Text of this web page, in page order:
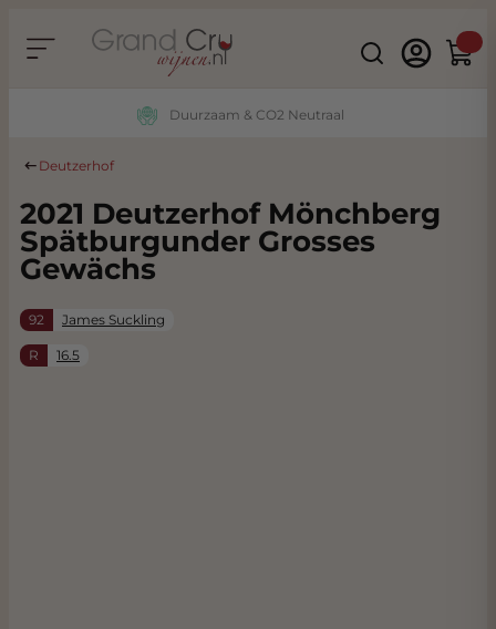
Search
Duurzaam & CO2 Neutraal
Deutzerhof
2021 Deutzerhof Mönchberg
Spätburgunder Grosses
Gewächs
92 James Suckling
R 16.5